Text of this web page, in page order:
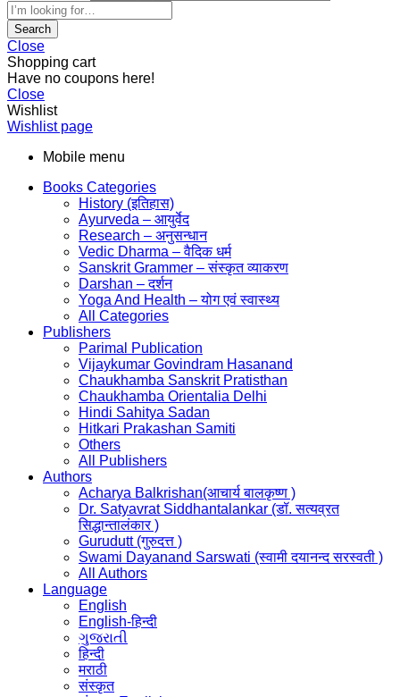
Search
Close
Shopping cart
Have no coupons here!
Close
Wishlist
Wishlist page
Mobile menu
Books Categories
History (इतिहास)
Ayurveda – आयुर्वेद
Research – अनुसन्धान
Vedic Dharma – वैदिक धर्म
Sanskrit Grammer – संस्कृत व्याकरण
Darshan – दर्शन
Yoga And Health – योग एवं स्वास्थ्य
All Categories
Publishers
Parimal Publication
Vijaykumar Govindram Hasanand
Chaukhamba Sanskrit Pratisthan
Chaukhamba Orientalia Delhi
Hindi Sahitya Sadan
Hitkari Prakashan Samiti
Others
All Publishers
Authors
Acharya Balkrishan(आचार्य बालकृष्ण )
Dr. Satyavrat Siddhantalankar (डॉ. सत्यव्रत
सिद्धान्तालंकार )
Gurudutt (गुरुदत्त )
Swami Dayanand Sarswati (स्वामी दयानन्द सरस्वती )
All Authors
Language
English
English-हिन्दी
ગુજરાતી
हिन्दी
मराठी
संस्कृत